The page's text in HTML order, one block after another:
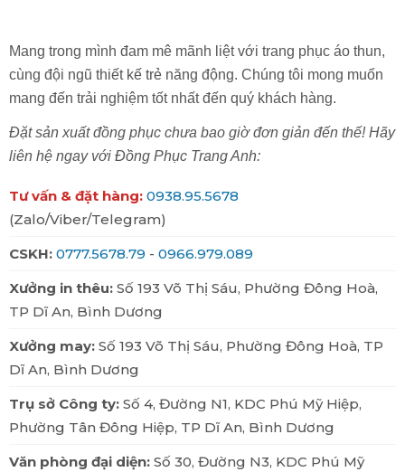
Mang trong mình đam mê mãnh liệt với trang phục áo thun,
cùng đội ngũ thiết kế trẻ năng động. Chúng tôi mong muốn
mang đến trải nghiệm tốt nhất đến quý khách hàng.
Đặt sản xuất đồng phục chưa bao giờ đơn giản đến thế! Hãy
liên hệ ngay với Đồng Phục Trang Anh:
Tư vấn & đặt hàng: 0938.95.5678
(Zalo/Viber/Telegram)
CSKH: 0777.5678.79 - 0966.979.089
Xưởng in thêu: Số 193 Võ Thị Sáu, Phường Đông Hoà,
TP Dĩ An, Bình Dương
Xưởng may: Số 193 Võ Thị Sáu, Phường Đông Hoà, TP
Dĩ An, Bình Dương
Trụ sở Công ty: Số 4, Đường N1, KDC Phú Mỹ Hiệp,
Phường Tân Đông Hiệp, TP Dĩ An, Bình Dương
Văn phòng đại diện: Số 30, Đường N3, KDC Phú Mỹ